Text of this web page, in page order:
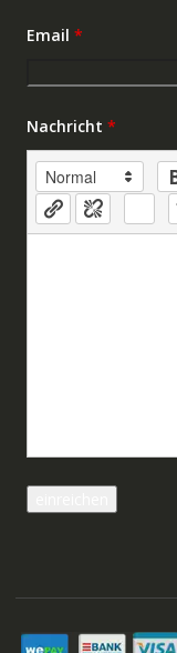
Email *
Nachricht *